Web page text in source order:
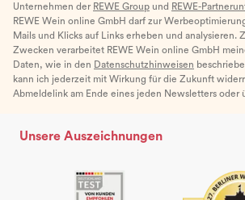
Unternehmen der REWE Group und REWE-
REWE Wein online GmbH darf zur
Mails und Klicks auf Links erheben und analysieren.
Zwecken verarbeitet REWE Wein online GmbH
Daten, wie in den Datenschutzhinweisen
kann ich jederzeit mit Wirkung für die Zukunft
Abmeldelink am Ende eines jeden Newsletters oder
Unsere Auszeichnungen